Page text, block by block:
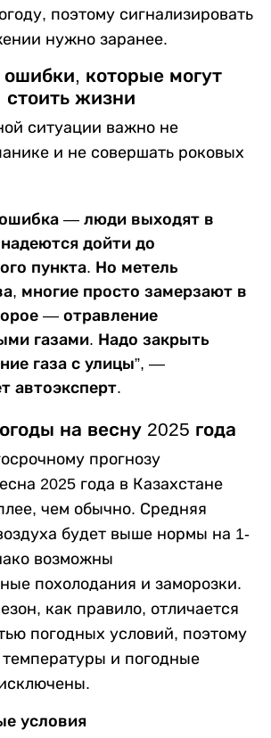
поэтому сигнализировать
нужно заранее.
ошибки, которые могут
стоить жизни
ситуации важно не
и не совершать роковых
ошибка — люди выходят в
дойти до
пункта. Но метель
многие просто замерзают в
— отравление
газами. Надо закрыть
газа с улицы”, —
автоэксперт.
на весну 2025 года
прогнозу
2025 года в Казахстане
чем обычно. Средняя
будет выше нормы на 1-
возможны
похолодания и заморозки.
как правило, отличается
погодных условий, поэтому
и погодные
условия